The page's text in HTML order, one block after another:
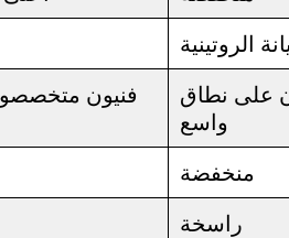
الروتينية
فنيون
على نطاق
واسع
منخفضة
راسخة